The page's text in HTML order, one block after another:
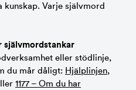
Varje självmord
självmordstankar
eller stödlinje,
du mår dåligt: Hjälplinjen,
1177 – Om du har